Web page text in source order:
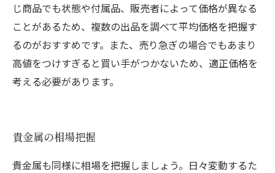
じ商品でも状態や付属品、販売者によって価格が異なる
ことがあるため、複数の出品を調べて平均価格を把握す
るのがおすすめです。また、売り急ぎの場合でもあまり
高値をつけすぎると買い手がつかないため、適正価格を
考える必要があります。
貴金属の相場把握
貴金属も同様に相場を把握しましょう。日々変動するた